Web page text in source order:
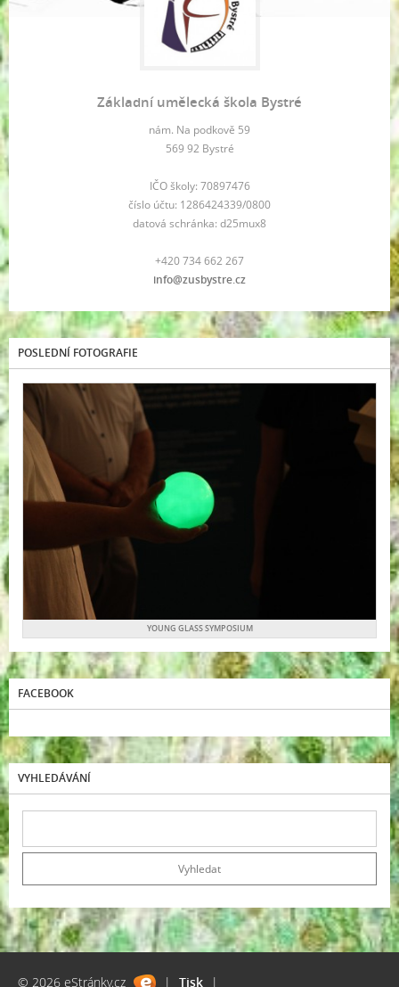
Základní umělecká škola Bystré
nám. Na podkově 59
569 92 Bystré
IČO školy: 70897476
číslo účtu: 1286424339/0800
datová schránka: d25mux8
+420 734 662 267
info@zusbystre.cz
POSLEDNÍ FOTOGRAFIE
YOUNG GLASS SYMPOSIUM
FACEBOOK
VYHLEDÁVÁNÍ
© 2026 eStránky.cz | Tisk |